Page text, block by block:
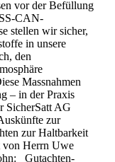
vor der Befüllung
CAN-
stellen wir sicher,
in unsere
den
Massnahmen
– in der Praxis
SicherSatt AG
zur
zur Haltbarkeit
von Herrn Uwe
Gutachten-